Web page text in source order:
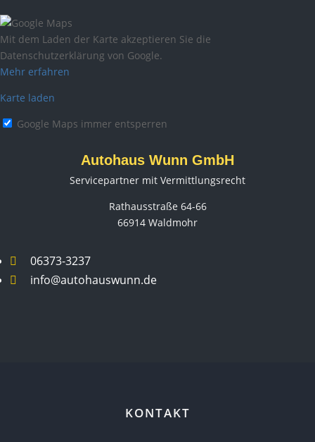
Mit dem Laden der Karte akzeptieren Sie die
Datenschutzerklärung von Google.
Mehr erfahren
Karte laden
Google Maps immer entsperren
Autohaus Wunn GmbH
Servicepartner mit Vermittlungsrecht
Rathausstraße 64-66
66914 Waldmohr
 06373-3237
 info@autohauswunn.de
KONTAKT